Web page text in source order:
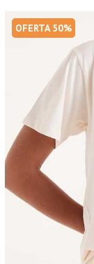
OFERTA 50%